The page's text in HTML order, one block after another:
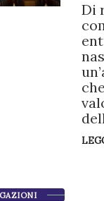
Di